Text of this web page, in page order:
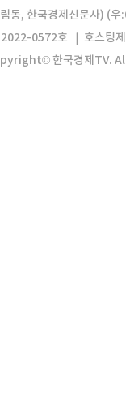
동, 한국경제신문사) (
2022-0572호
호스팅
한국경제TV.